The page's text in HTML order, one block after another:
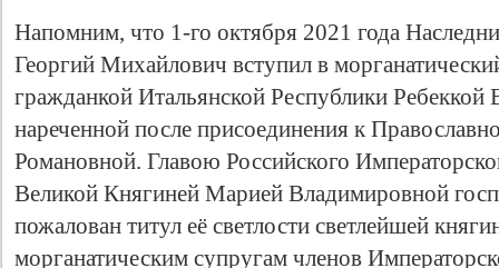
Напомним, что 1-го октября 2021 года
Георгий Михайлович вступил в
гражданкой Итальянской Республики
нареченной после присоединения к
Романовной. Главою Российского
Великой Княгиней Марией Владимировной
пожалован титул её светлости светлейшей
морганатическим супругам членов